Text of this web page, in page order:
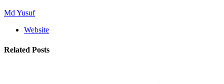
Md Yusuf
Website
Related Posts